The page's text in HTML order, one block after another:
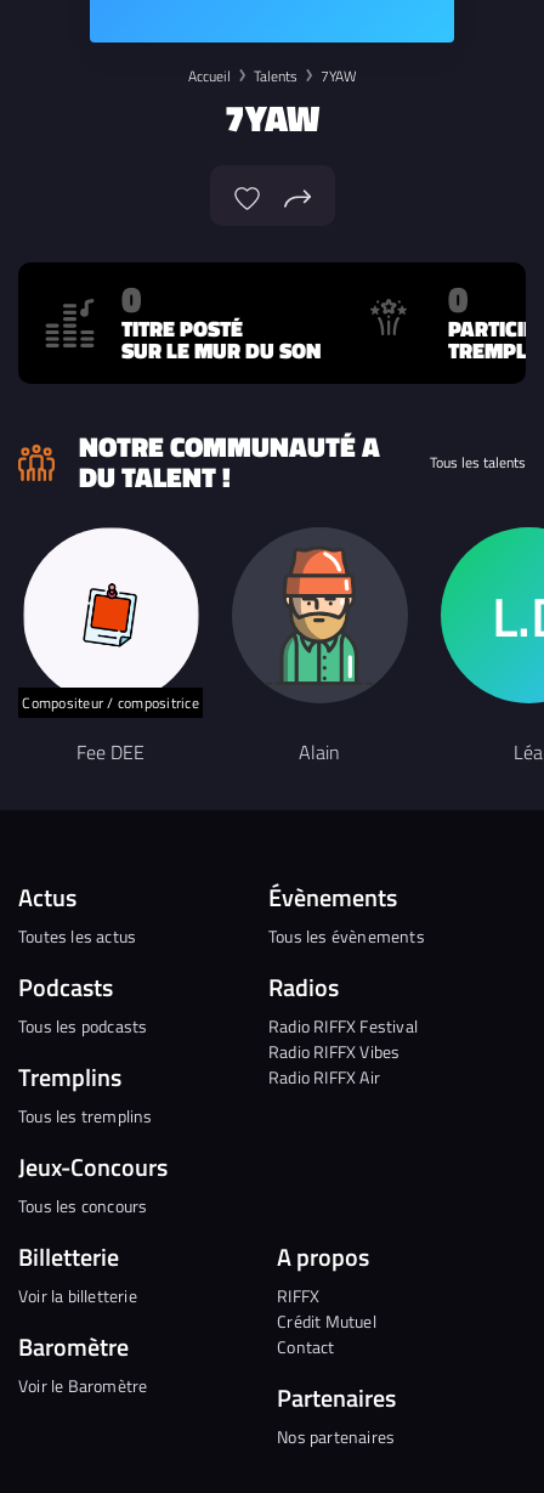
Accueil Talents 7YAW
7YAW
0
TITRE POSTÉ
SUR LE MUR DU SON
0
NOTRE COMMUNAUTÉ A
DU TALENT ! Tous les talents
Compositeur / compositrice
Fee DEE Alain Léa
Actus
Toutes les actus
Podcasts
Tous les podcasts
Tremplins
Tous les tremplins
Jeux-Concours
Tous les concours
Évènements
Tous les évènements
Radios
Radio RIFFX Festival
Radio RIFFX Vibes
Radio RIFFX Air
Billetterie
Voir la billetterie
Baromètre
Voir le Baromètre
A propos
RIFFX
Crédit Mutuel
Contact
Partenaires
Nos partenaires